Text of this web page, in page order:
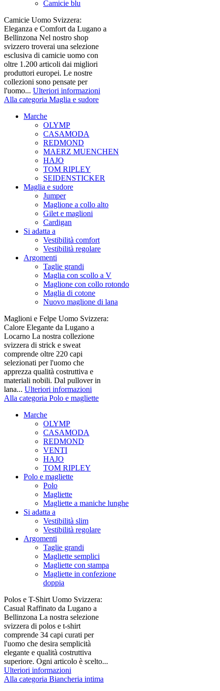
Camicie blu
Camicie Uomo Svizzera:
Eleganza e Comfort da Lugano a
Bellinzona Nel nostro shop
svizzero troverai una selezione
esclusiva di camicie uomo con
oltre 1.200 articoli dai migliori
produttori europei. Le nostre
collezioni sono pensate per
l'uomo... Ulteriori informazioni
Alla categoria Maglia e sudore
Marche
OLYMP
CASAMODA
REDMOND
MAERZ MUENCHEN
HAJO
TOM RIPLEY
SEIDENSTICKER
Maglia e sudore
Jumper
Maglione a collo alto
Gilet e maglioni
Cardigan
Si adatta a
Vestibilità comfort
Vestibilità regolare
Argomenti
Taglie grandi
Maglia con scollo a V
Maglione con collo rotondo
Maglia di cotone
Nuovo maglione di lana
Maglioni e Felpe Uomo Svizzera:
Calore Elegante da Lugano a
Locarno La nostra collezione
svizzera di strick e sweat
comprende oltre 220 capi
selezionati per l'uomo che
apprezza qualità costruttiva e
materiali nobili. Dal pullover in
lana... Ulteriori informazioni
Alla categoria Polo e magliette
Marche
OLYMP
CASAMODA
REDMOND
VENTI
HAJO
TOM RIPLEY
Polo e magliette
Polo
Magliette
Magliette a maniche lunghe
Si adatta a
Vestibilità slim
Vestibilità regolare
Argomenti
Taglie grandi
Magliette semplici
Magliette con stampa
Magliette in confezione
doppia
Polos e T-Shirt Uomo Svizzera:
Casual Raffinato da Lugano a
Bellinzona La nostra selezione
svizzera di polos e t-shirt
comprende 34 capi curati per
l'uomo che desira semplicità
elegante e qualità costruttiva
superiore. Ogni articolo è scelto...
Ulteriori informazioni
Alla categoria Biancheria intima